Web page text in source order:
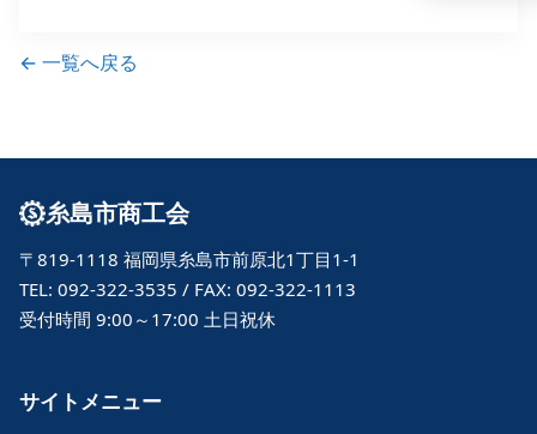
← 一覧へ戻る
糸島市商工会
〒819-1118 福岡県糸島市前原北1丁目1-1
TEL: 092-322-3535 / FAX: 092-322-1113
受付時間 9:00～17:00 土日祝休
サイトメニュー